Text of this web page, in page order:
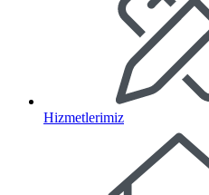
Hizmetlerimiz